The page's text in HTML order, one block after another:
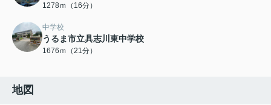
1278ｍ（16分）
中学校
うるま市立具志川東中学校
1676ｍ（21分）
地図